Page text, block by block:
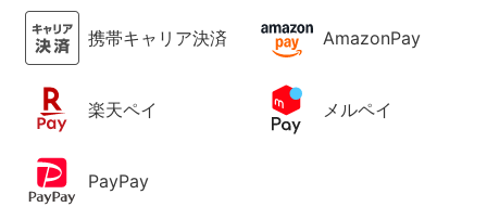
携帯キャリア決済 AmazonPay
楽天ペイ メルペイ
PayPay